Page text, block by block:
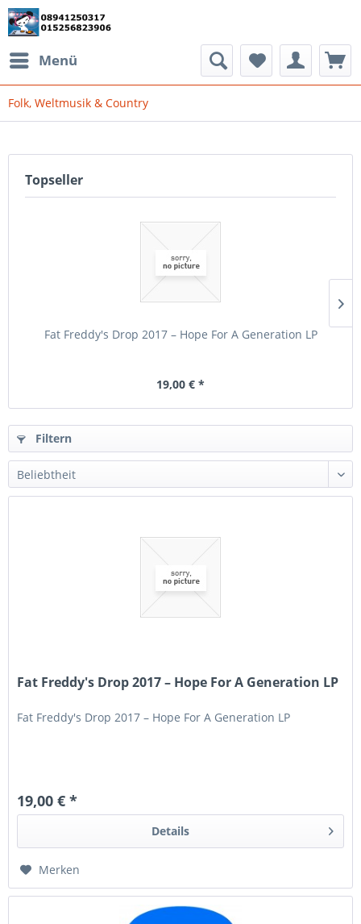
Menü
Folk, Weltmusik & Country
Topseller
Fat Freddy's Drop 2017 – Hope For A Generation LP
19,00 € *
Filtern
Fat Freddy's Drop 2017 – Hope For A Generation LP
Fat Freddy's Drop 2017 – Hope For A Generation LP
19,00 € *
Details
Merken